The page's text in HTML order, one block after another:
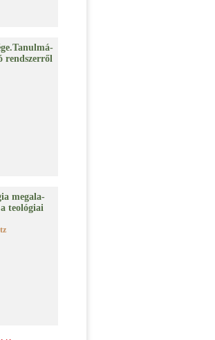
rend­szer­ről
meg­ala­
a teo­ló­gi­ai